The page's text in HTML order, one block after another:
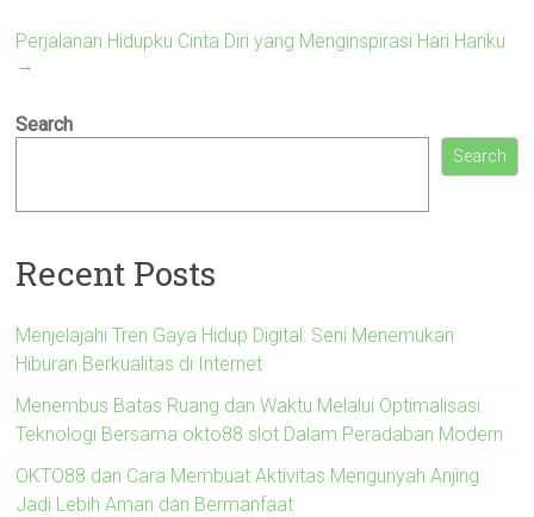
Perjalanan Hidupku Cinta Diri yang Menginspirasi Hari Hariku
→
Search
Search
Recent Posts
Menjelajahi Tren Gaya Hidup Digital: Seni Menemukan
Hiburan Berkualitas di Internet
Menembus Batas Ruang dan Waktu Melalui Optimalisasi
Teknologi Bersama okto88 slot Dalam Peradaban Modern
OKTO88 dan Cara Membuat Aktivitas Mengunyah Anjing
Jadi Lebih Aman dan Bermanfaat